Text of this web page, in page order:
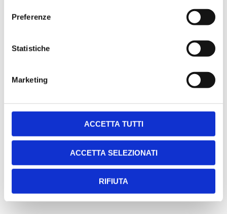
Preferenze
Statistiche
Marketing
ACCETTA TUTTI
ACCETTA SELEZIONATI
RIFIUTA